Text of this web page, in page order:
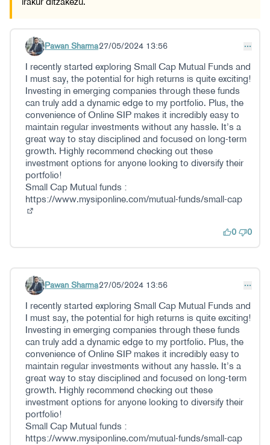
Iruzkindu 61
Pawan Sharma27/05/2024 13:56
I recently started exploring Small Cap Mutual Funds and
I must say, the potential for high returns is quite exciting!
Investing in emerging companies through these funds
can truly add a dynamic edge to my portfolio. Plus, the
convenience of Online SIP makes it incredibly easy to
maintain regular investments without any hassle. It’s a
great way to stay disciplined and focused on long-term
growth. Highly recommend checking out these
investment options for anyone looking to diversify their
portfolio!
Small Cap Mutual funds :
https://www.mysiponline.com/mutual-funds/small-cap
0 0
Iruzkindu 62
Pawan Sharma27/05/2024 13:56
I recently started exploring Small Cap Mutual Funds and
I must say, the potential for high returns is quite exciting!
Investing in emerging companies through these funds
can truly add a dynamic edge to my portfolio. Plus, the
convenience of Online SIP makes it incredibly easy to
maintain regular investments without any hassle. It’s a
great way to stay disciplined and focused on long-term
growth. Highly recommend checking out these
investment options for anyone looking to diversify their
portfolio!
Small Cap Mutual funds :
https://www.mysiponline.com/mutual-funds/small-cap